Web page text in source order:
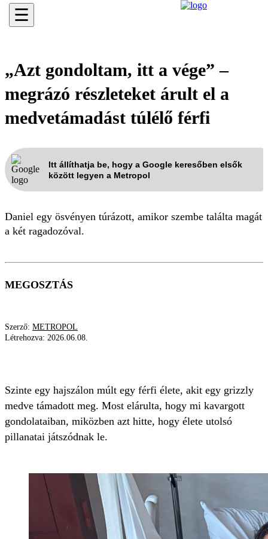
☰
„Azt gondoltam, itt a vége” –
megrázó részleteket árult el a
medvetámadást túlélő férfi
Itt állíthatja be, hogy a Google keresőben elsők
között legyen a Metropol
Daniel egy ösvényen túrázott, amikor szembe találta magát
a két ragadozóval.
MEGOSZTÁS
Szerző: METROPOL
Létrehozva: 2026.06.08.
Szinte egy hajszálon múlt egy férfi élete, akit egy grizzly
medve támadott meg. Most elárulta, hogy mi kavargott
gondolataiban, miközben azt hitte, hogy élete utolsó
pillanatai játszódnak le.